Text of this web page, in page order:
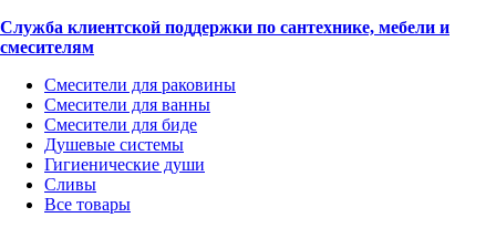
Служба клиентской поддержки по сантехнике, мебели и
смесителям
Смесители для раковины
Смесители для ванны
Смесители для биде
Душевые системы
Гигиенические души
Сливы
Все товары